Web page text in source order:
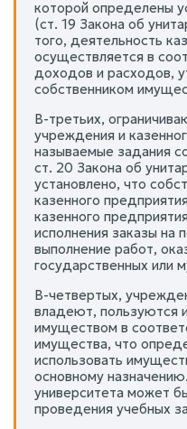
которой определены
(ст. 19 Закона об
того, деятельность
осуществляется в
доходов и расходов,
собственником
В-третьих,
учреждения и
называемые задания
ст. 20 Закона об
установлено, что
казенного
казенного
исполнения заказы на
выполнение работ,
государственных или
В-четвертых,
владеют, пользуются
имуществом в
имущества, что
использовать
основному
университета может
проведения учебных